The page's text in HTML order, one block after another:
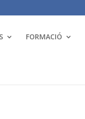
FORMACIÓ